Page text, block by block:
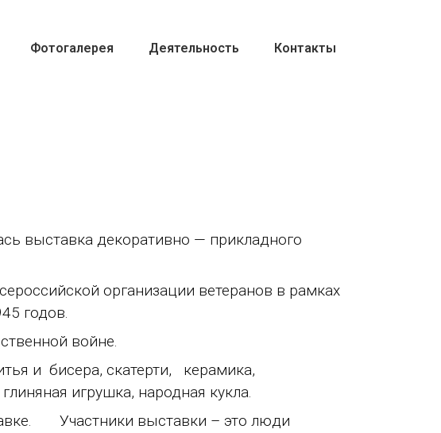
Фотогалерея Деятельность Контакты
выставка декоративно — прикладного
организации ветеранов в рамках
годов.
войне.
и бисера, скатерти, керамика,
игрушка, народная кукла.
Участники выставки – это люди